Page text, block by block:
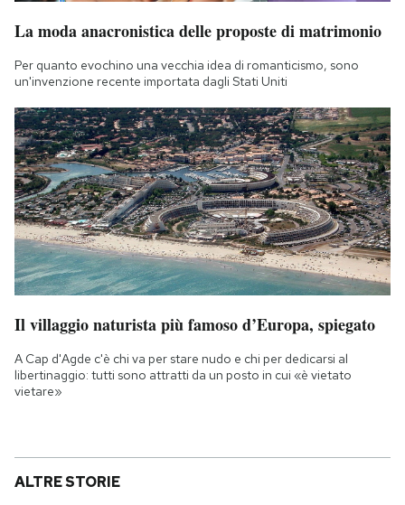
La moda anacronistica delle proposte di matrimonio
Per quanto evochino una vecchia idea di romanticismo, sono
un'invenzione recente importata dagli Stati Uniti
Il villaggio naturista più famoso d’Europa, spiegato
A Cap d'Agde c'è chi va per stare nudo e chi per dedicarsi al
libertinaggio: tutti sono attratti da un posto in cui «è vietato
vietare»
ALTRE STORIE